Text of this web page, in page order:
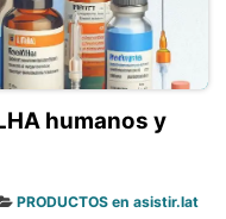
humanos y
PRODUCTOS en asistir.lat